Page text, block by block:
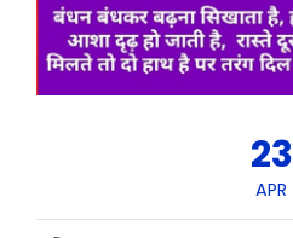
23
APR